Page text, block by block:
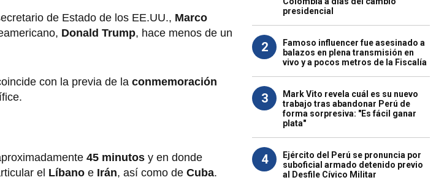
de Estado de los EE.UU., Marco
Donald Trump, hace menos de un
con la previa de la conmemoración
45 minutos y en donde
el Líbano e Irán, así como de Cuba.
presidencial
2
Famoso influencer fue asesinado a
balazos en plena transmisión en
vivo y a pocos metros de la Fiscalía
3
Mark Vito revela cuál es su nuevo
trabajo tras abandonar Perú de
forma sorpresiva: "Es fácil ganar
plata"
4
Ejército del Perú se pronuncia por
suboficial armado detenido previo
al Desfile Cívico Militar